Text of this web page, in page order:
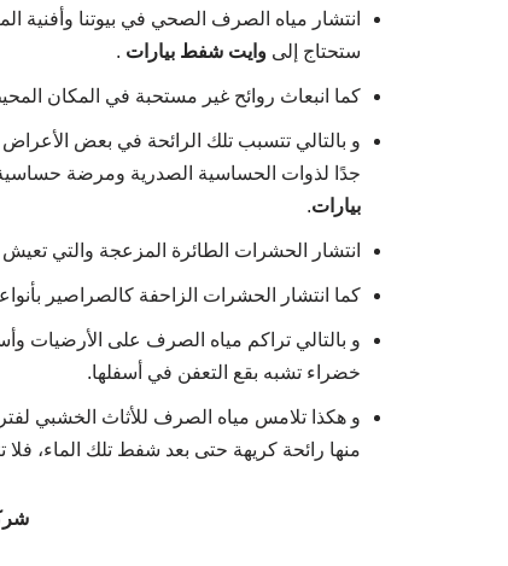
انتشار مياه الصرف الصحي في بيوتنا وأفنية
ستحتاج إلى وايت شفط بيارات .
كما انبعاث روائح غير مستحبة في المكان
و بالتالي تتسبب تلك الرائحة في بعض
جدًا لذوات الحساسية الصدرية ومرضة حساسية
بيارات.
انتشار الحشرات الطائرة المزعجة والتي
كما انتشار الحشرات الزاحفة كالصراصير
و بالتالي تراكم مياه الصرف على الأرضيات
خضراء تشبه بقع التعفن في أسفلها.
و هكذا تلامس مياه الصرف للأثاث الخشبي
منها رائحة كريهة حتى بعد شفط تلك الماء،